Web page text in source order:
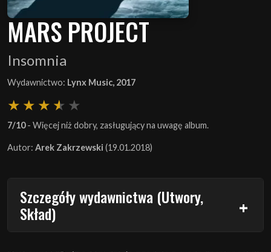
MARS PROJECT
Insomnia
Wydawnictwo: Lynx Music, 2017
7/10- Więcej niż dobry, zasługujący na uwagę album.
Autor: Arek Zakrzewski (19.01.2018)
Szczegóły wydawnictwa (Utwory,
Skład)